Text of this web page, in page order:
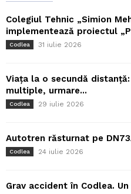
Colegiul Tehnic „Simion
implementează proiectul
Codlea 31 iulie 2026
Viața la o secundă
multiple, urmare...
Codlea 29 iulie 2026
Autotren răsturnat pe
Codlea 24 iulie 2026
Grav accident în Codlea.